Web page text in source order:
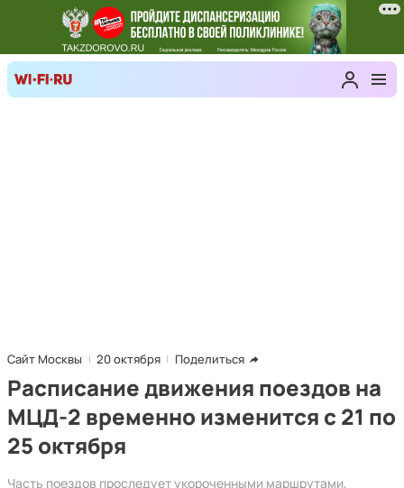
Сайт Москвы 20 октября Поделиться
Расписание движения поездов на
МЦД-2 временно изменится с 21 по
25 октября
Часть поездов проследует укороченными маршрутами,